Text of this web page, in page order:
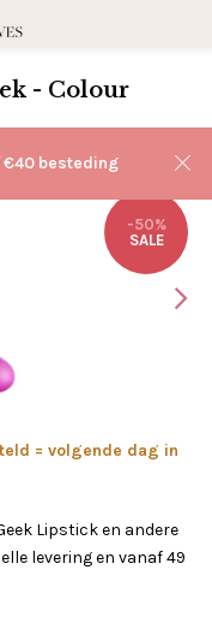
€40 besteding
- Colour
-50%
SALE
= volgende dag in
Lipstick en andere
levering en vanaf 49